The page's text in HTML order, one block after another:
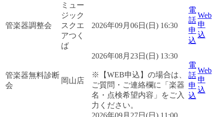
管楽器調整会
ミュー
ジック
スクエ
アつく
ば
2026年09月06日(日) 16:30
電
話
申
込
Web
申
込
管楽器無料診断
会
岡山店
2026年08月23日(日) 13:30
※【WEB申込】の場合は、
ご質問・ご連絡欄に「楽器
名・点検希望内容」をご入
力ください。
電
話
申
込
Web
申
込
2026年09月27日(日) 11:00